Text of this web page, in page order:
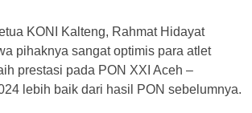
KONI Kalteng, Rahmat Hidayat
pihaknya sangat optimis para atlet
prestasi pada PON XXI Aceh –
lebih baik dari hasil PON sebelumnya.